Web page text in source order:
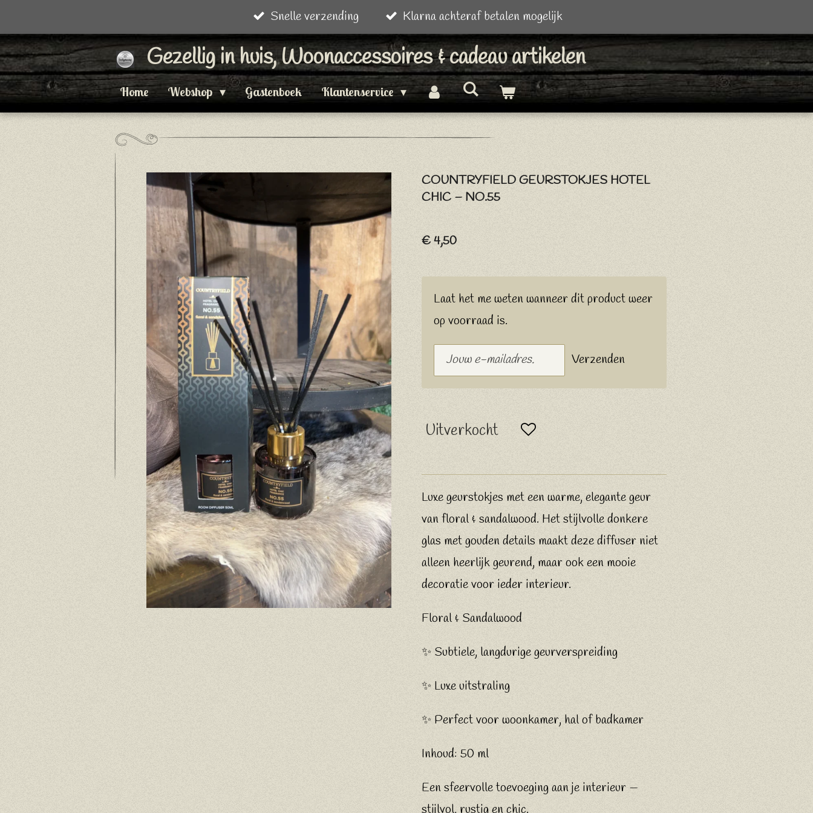
direct
naar
de
Snelle verzending Klarna achteraf betalen mogelijk
Gezellig in huis, Woonaccessoires & cadeau artikelen
Home Webshop Gastenboek Klantenservice
COUNTRYFIELD GEURSTOKJES HOTEL
CHIC – NO.55
€ 4,50
Laat het me weten wanneer dit product weer
op voorraad is.
Verzenden
Uitverkocht
Luxe geurstokjes met een warme, elegante geur
van floral & sandalwood. Het stijlvolle donkere
glas met gouden details maakt deze diffuser niet
alleen heerlijk geurend, maar ook een mooie
decoratie voor ieder interieur.
Floral & Sandalwood
✨ Subtiele, langdurige geurverspreiding
✨ Luxe uitstraling
✨ Perfect voor woonkamer, hal of badkamer
Inhoud: 50 ml
Een sfeervolle toevoeging aan je interieur —
stijlvol, rustig en chic.